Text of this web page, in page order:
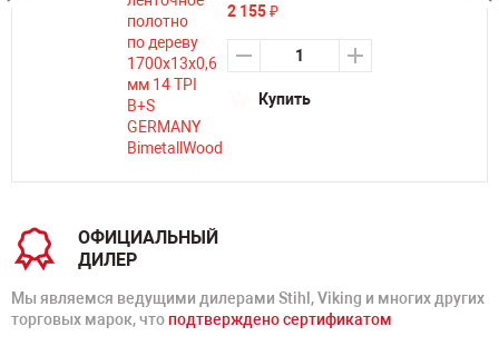
2 155₽
Купить
ОФИЦИАЛЬНЫЙ
ДИЛЕР
Мы являемся ведущими дилерами Stihl, Viking и многих других
торговых марок, что подтверждено сертификатом